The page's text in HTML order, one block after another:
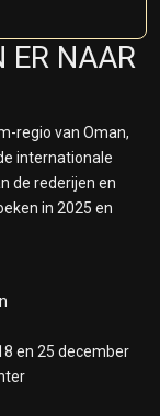
ER NAAR
regio van Oman,
internationale
de rederijen en
in 2025 en
en 25 december